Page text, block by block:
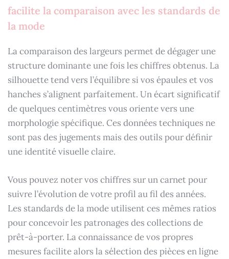
facilite la comparaison avec les standards de
la mode
La comparaison des largeurs permet de dégager une
structure dominante une fois les chiffres obtenus. La
silhouette tend vers l’équilibre si vos épaules et vos
hanches s’alignent parfaitement. Un écart significatif
de quelques centimètres vous oriente vers une
morphologie spécifique. Ces données techniques ne
sont pas des jugements mais des outils pour définir
une identité visuelle claire.
Vous pouvez noter vos chiffres sur un carnet pour
suivre l’évolution de votre profil au fil des années.
Les standards de la mode utilisent ces mêmes ratios
pour concevoir les patronages des collections de
prêt-à-porter. La connaissance de vos propres
mesures facilite alors la sélection des pièces en ligne